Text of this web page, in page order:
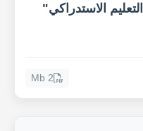
الاستدراكي"
2 Mb